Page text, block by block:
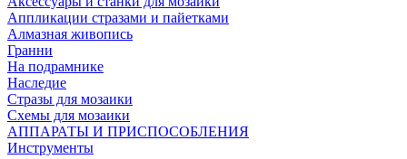
Аппликации стразами и пайетками
Алмазная живопись
Гранни
На подрамнике
Наследие
Стразы для мозаики
Схемы для мозаики
АППАРАТЫ И ПРИСПОСОБЛЕНИЯ
Инструменты